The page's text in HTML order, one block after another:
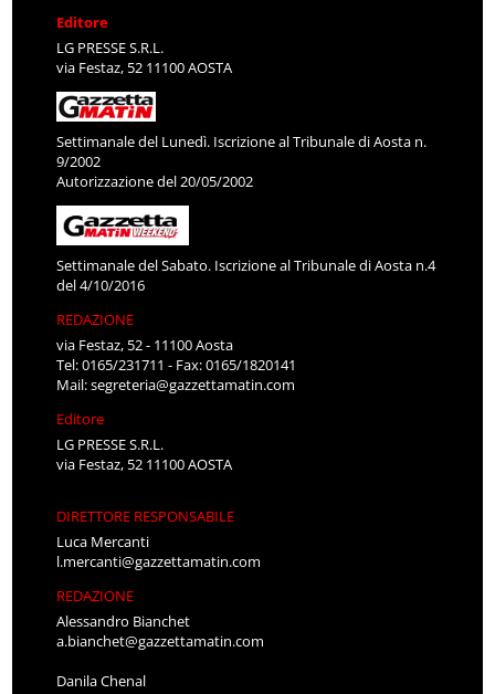
Editore
LG PRESSE S.R.L.
via Festaz, 52 11100 AOSTA
Settimanale del Lunedì. Iscrizione al Tribunale di Aosta n.
9/2002
Autorizzazione del 20/05/2002
Settimanale del Sabato. Iscrizione al Tribunale di Aosta n.4
del 4/10/2016
REDAZIONE
via Festaz, 52 - 11100 Aosta
Tel: 0165/231711 - Fax: 0165/1820141
Mail:segreteria@gazzettamatin.com
Editore
LG PRESSE S.R.L.
via Festaz, 52 11100 AOSTA
DIRETTORE RESPONSABILE
Luca Mercanti
l.mercanti@gazzettamatin.com
REDAZIONE
Alessandro Bianchet
a.bianchet@gazzettamatin.com
Danila Chenal